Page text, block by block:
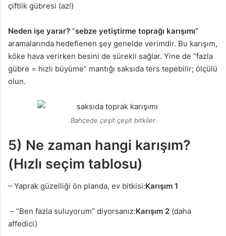
çiftlik gübresi (az!)
Neden işe yarar? “sebze yetiştirme toprağı karışımı”
aramalarında hedeflenen şey genelde verimdir. Bu karışım,
köke hava verirken besini de sürekli sağlar. Yine de “fazla
gübre = hızlı büyüme” mantığı saksıda ters tepebilir; ölçülü
olun.
Bahçede çeşit çeşit bitkiler
5) Ne zaman hangi karışım?
(Hızlı seçim tablosu)
– Yaprak güzelliği ön planda, ev bitkisi:Karışım 1
– “Ben fazla suluyorum” diyorsanız:Karışım 2 (daha
affedici)